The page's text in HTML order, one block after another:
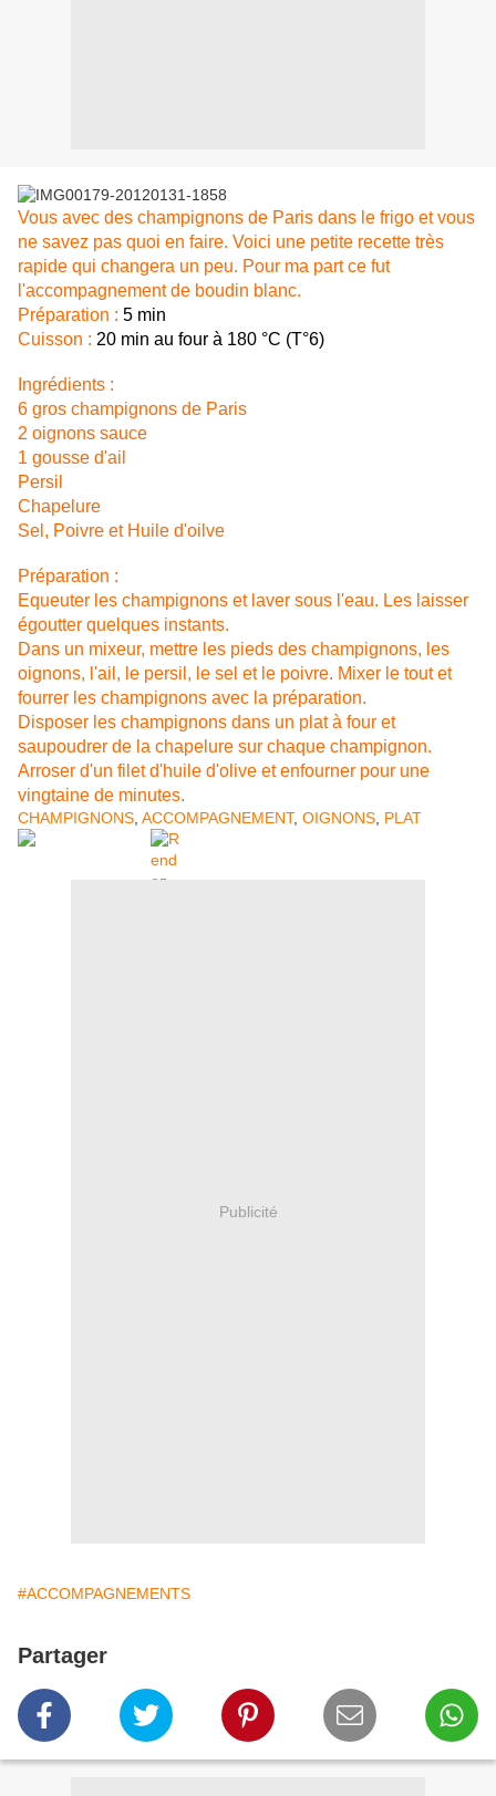
Vous avec des champignons de Paris dans le frigo et vous
ne savez pas quoi en faire. Voici une petite recette très
rapide qui changera un peu. Pour ma part ce fut
l'accompagnement de boudin blanc.
Préparation : 5 min
Cuisson : 20 min au four à 180 °C (T°6)
Ingrédients :
6 gros champignons de Paris
2 oignons sauce
1 gousse d'ail
Persil
Chapelure
Sel, Poivre et Huile d'oilve
Préparation :
Equeuter les champignons et laver sous l'eau. Les laisser
égoutter quelques instants.
Dans un mixeur, mettre les pieds des champignons, les
oignons, l'ail, le persil, le sel et le poivre. Mixer le tout et
fourrer les champignons avec la préparation.
Disposer les champignons dans un plat à four et
saupoudrer de la chapelure sur chaque champignon.
Arroser d'un filet d'huile d'olive et enfourner pour une
vingtaine de minutes.
CHAMPIGNONS ACCOMPAGNEMENT, OIGNONS PLAT
Publicité
#ACCOMPAGNEMENTS
Partager